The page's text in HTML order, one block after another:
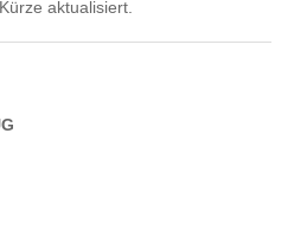
aktualisiert.